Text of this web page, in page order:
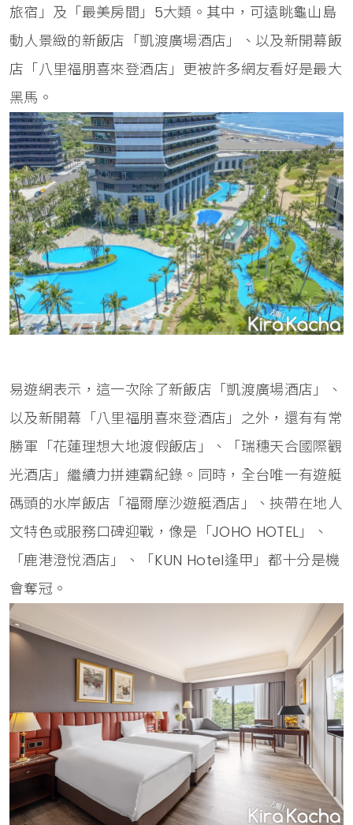
旅宿」及「最美房間」5大類。其中，可遠眺龜山島
動人景緻的新飯店「凱渡廣場酒店」、以及新開幕飯
店「八里福朋喜來登酒店」更被許多網友看好是最大
黑馬。
易遊網表示，這一次除了新飯店「凱渡廣場酒店」、
以及新開幕「八里福朋喜來登酒店」之外，還有有常
勝軍「花蓮理想大地渡假飯店」、「瑞穗天合國際觀
光酒店」繼續力拼連霸紀錄。同時，全台唯一有遊艇
碼頭的水岸飯店「福爾摩沙遊艇酒店」、挾帶在地人
文特色或服務口碑迎戰，像是「JOHO HOTEL」、
「鹿港澄悅酒店」、「KUN Hotel逢甲」都十分是機
會奪冠。